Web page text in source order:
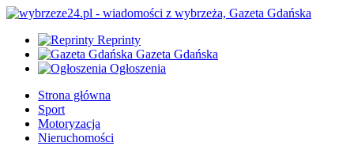
Reprinty
Gazeta Gdańska
Ogłoszenia
Strona główna
Sport
Motoryzacja
Nieruchomości